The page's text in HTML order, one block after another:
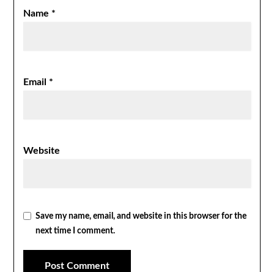
Name *
Email *
Website
Save my name, email, and website in this browser for the
next time I comment.